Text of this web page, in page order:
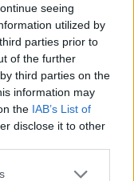
seeing
utilized by
parties prior to
of the further
third parties on the
information may
the IAB’s List of
disclose it to other
or more Google
vytvorili dom
pre